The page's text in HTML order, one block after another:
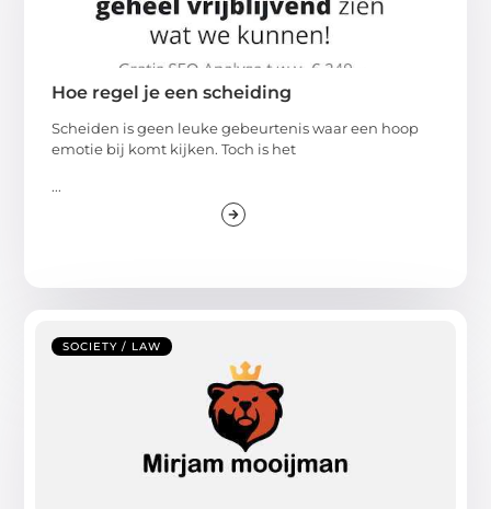
Hoe regel je een scheiding
Scheiden is geen leuke gebeurtenis waar een hoop
emotie bij komt kijken. Toch is het
...
SOCIETY / LAW